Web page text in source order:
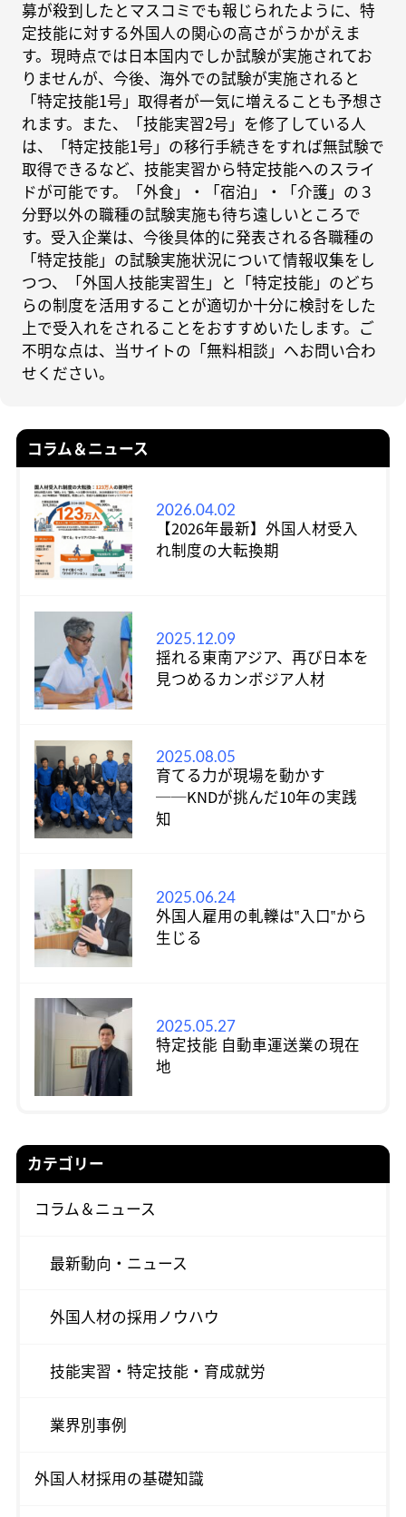
募が殺到したとマスコミでも報じられたように、特
定技能に対する外国人の関心の高さがうかがえま
す。現時点では日本国内でしか試験が実施されてお
りませんが、今後、海外での試験が実施されると
「特定技能1号」取得者が一気に増えることも予想さ
れます。また、「技能実習2号」を修了している人
は、「特定技能1号」の移行手続きをすれば無試験で
取得できるなど、技能実習から特定技能へのスライ
ドが可能です。「外食」・「宿泊」・「介護」の３
分野以外の職種の試験実施も待ち遠しいところで
す。受入企業は、今後具体的に発表される各職種の
「特定技能」の試験実施状況について情報収集をし
つつ、「外国人技能実習生」と「特定技能」のどち
らの制度を活用することが適切か十分に検討をした
上で受入れをされることをおすすめいたします。ご
不明な点は、当サイトの「無料相談」へお問い合わ
せください。
コラム＆ニュース
2026.04.02
【2026年最新】外国人材受入
れ制度の大転換期
2025.12.09
揺れる東南アジア、再び日本を
見つめるカンボジア人材
2025.08.05
育てる力が現場を動かす
──KNDが挑んだ10年の実践
知
2025.06.24
外国人雇用の軋轢は‟入口‟から
生じる
2025.05.27
特定技能 自動車運送業の現在
地
カテゴリー
コラム＆ニュース
最新動向・ニュース
外国人材の採用ノウハウ
技能実習・特定技能・育成就労
業界別事例
外国人材採用の基礎知識